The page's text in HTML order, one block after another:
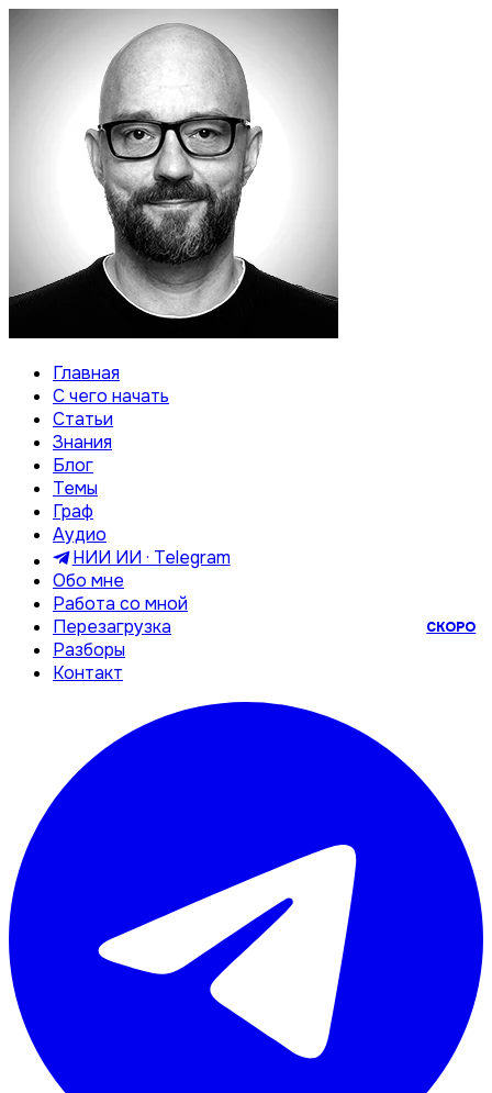
Главная
С чего начать
Статьи
Знания
Блог
Темы
Граф
Аудио
НИИ ИИ · Telegram
Обо мне
Работа со мной
Перезагрузка
СКОРО
Разборы
Контакт